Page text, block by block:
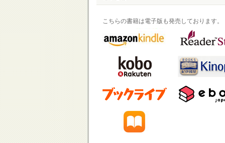
こちらの書籍は電子版も発売しております。